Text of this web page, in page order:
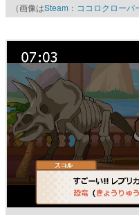
（画像はSteam：ココロクローバ